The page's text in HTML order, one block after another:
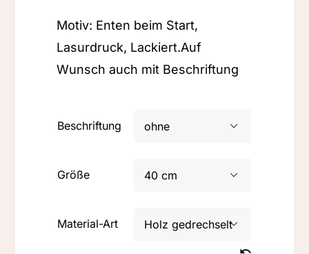
Motiv: Enten beim Start,
Lasurdruck, Lackiert.Auf
Wunsch auch mit Beschriftung
Beschriftung 
Größe 
Material-Art 